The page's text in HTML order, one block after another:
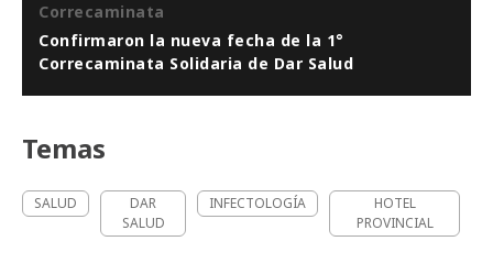
Correcaminata
Confirmaron la nueva fecha de la 1°
Correcaminata Solidaria de Dar Salud
Temas
SALUD
DAR
SALUD
INFECTOLOGÍA
HOTEL
PROVINCIAL